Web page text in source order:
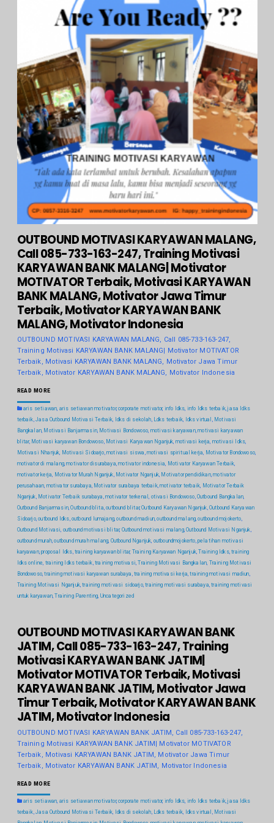
OUTBOUND MOTIVASI KARYAWAN MALANG,
Call 085-733-163-247, Training Motivasi
KARYAWAN BANK MALANG| Motivator
MOTIVATOR Terbaik, Motivasi KARYAWAN
BANK MALANG, Motivator Jawa Timur
Terbaik, Motivator KARYAWAN BANK
MALANG, Motivator Indonesia
OUTBOUND MOTIVASI KARYAWAN MALANG, Call 085-733-163-247,
Training Motivasi KARYAWAN BANK MALANG| Motivator MOTIVATOR
Terbaik, Motivasi KARYAWAN BANK MALANG, Motivator Jawa Timur
Terbaik, Motivator KARYAWAN BANK MALANG, Motivator Indonesia
READ MORE
aris setiawan aris setiawan motivator,corporate motivator, info ldks info ldks terbaik,jasa ldks
terbaik ,Jasa Outbound Motivasi Terbaik ldks di sekolah Ldks terbaik ldks virtual
Motivasi
Bangkalan Motivasi Banjarmasin, Motivasi Bondowoso motivasi karyawan,motivasi karyawan
blitar, Motivasi karyawan Bondowoso Motivasi Karyawan Nganjuk motivasi kerja motivasi ldks
Motivasi Nhanjuk Motivasi Sidoarjo ,motivasi siswa motivasi spiritual kerja Motivator Bondowoso,
motivator di malang,motivator disurabaya ,motivator indonesia Motivator Karyawan Terbaik
motivator kerja Motivator Murah Nganjuk Motivator Nganjuk, Motivator pendidikan,motivator
perusahaan motivator surabaya Motivator surabaya terbaik,motivator terbaik Motivator Terbaik
Nganjuk Motivator Terbaik surabaya ,motivator terkenal otivasi Bondowoso Outbound Bangkalan
Outbound Banjarmasin,Outbound blita ,outbound blitar,Outbound Karyawan Nganjuk ,Outbound Karyawan
Sidoarjo,outbound ldks outbound lumajang,outbound madiun,outbound malang ,outbound mojokerto
Outbound Motivasi outbound motivasi blitar, Outbound motivasi malang,Outbound Motivasi Nganjuk
outbound murah,outbound murah malang Outbound Nganjuk outboundmojokerto pelatihan motivasi
karyawan,proposal ldks training karyawan blitar, Training Karyawan Nganjuk ,Training ldks,training
ldks online training ldks terbaik ,training motivasi ,Training Motivasi Bangkalan Training Motivasi
Bondowoso ,training motivasi karyawan surabaya ,training motivasi kerja ,training motivasi madiun
Training Motivasi Nganjuk,training motivasi sidoarjo,training motivasi surabaya ,training motivasi
untuk karyawan,Training Parenting Uncategorized
OUTBOUND MOTIVASI KARYAWAN BANK
JATIM, Call 085-733-163-247, Training
Motivasi KARYAWAN BANK JATIM|
Motivator MOTIVATOR Terbaik, Motivasi
KARYAWAN BANK JATIM, Motivator Jawa
Timur Terbaik, Motivator KARYAWAN BANK
JATIM, Motivator Indonesia
OUTBOUND MOTIVASI KARYAWAN BANK JATIM, Call 085-733-163-247,
Training Motivasi KARYAWAN BANK JATIM| Motivator MOTIVATOR
Terbaik, Motivasi KARYAWAN BANK JATIM, Motivator Jawa Timur
Terbaik, Motivator KARYAWAN BANK JATIM, Motivator Indonesia
READ MORE
aris setiawan, aris setiawan motivator,corporate motivator, info ldks, info ldks terbaik,jasa ldks
terbaik,Jasa Outbound Motivasi Terbaik, ldks di sekolah, Ldks terbaik, ldks virtual , Motivasi